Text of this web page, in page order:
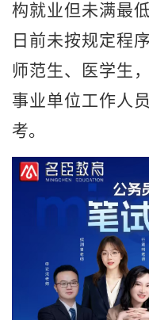
构就业但未满最
日前未按规定程
师范生、医学生
事业单位工作人
考。